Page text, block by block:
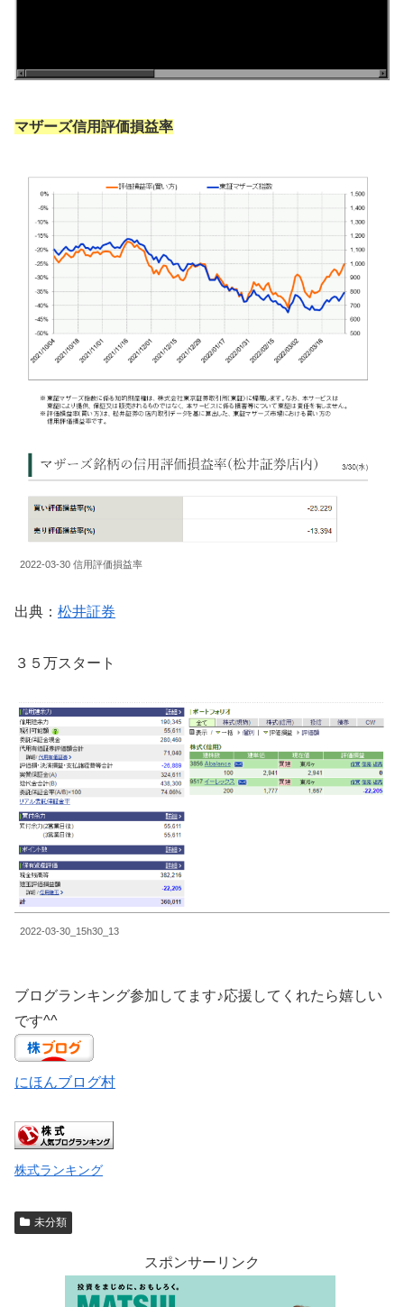
マザーズ信用評価損益率
2022-03-30 信用評価損益率
出典： 松井証券
３５万スタート
2022-03-30_15h30_13
ブログランキング参加してます♪応援してくれたら嬉しい
です^^
にほんブログ村
株式ランキング
未分類
スポンサーリンク